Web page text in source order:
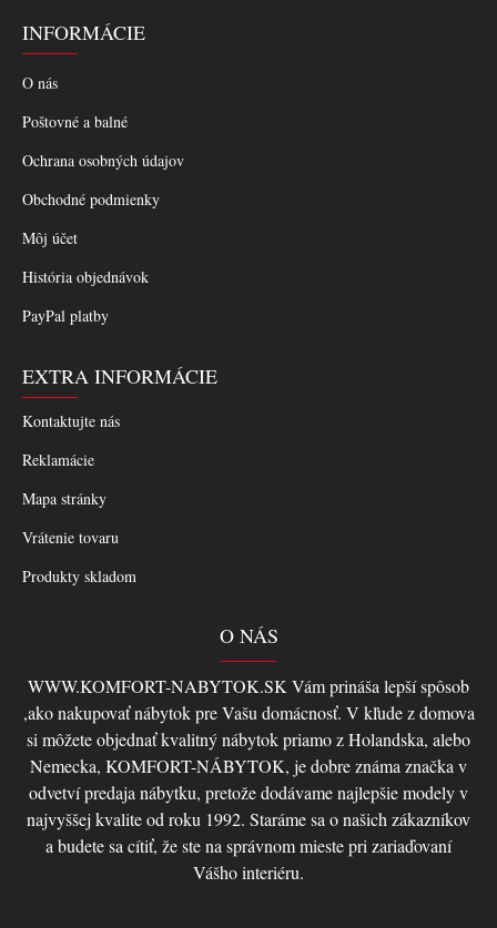
INFORMÁCIE
O nás
Poštovné a balné
Ochrana osobných údajov
Obchodné podmienky
Môj účet
História objednávok
PayPal platby
EXTRA INFORMÁCIE
Kontaktujte nás
Reklamácie
Mapa stránky
Vrátenie tovaru
Produkty skladom
O NÁS
WWW.KOMFORT-NABYTOK.SK Vám prináša lepší spôsob
,ako nakupovať nábytok pre Vašu domácnosť. V kľude z domova
si môžete objednať kvalitný nábytok priamo z Holandska, alebo
Nemecka, KOMFORT-NÁBYTOK, je dobre známa značka v
odvetví predaja nábytku, pretože dodávame najlepšie modely v
najvyššej kvalite od roku 1992. Staráme sa o našich zákazníkov
a budete sa cítiť, že ste na správnom mieste pri zariaďovaní
Vášho interiéru.